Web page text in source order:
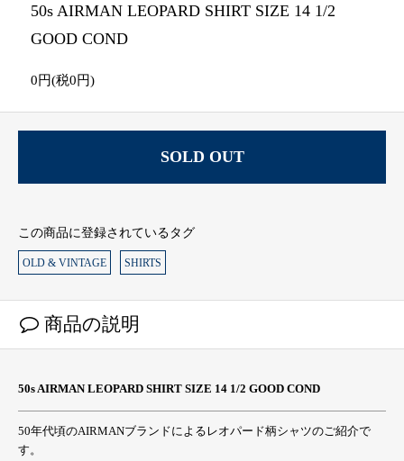
50s AIRMAN LEOPARD SHIRT SIZE 14 1/2
GOOD COND
0円(税0円)
SOLD OUT
この商品に登録されているタグ
OLD & VINTAGE SHIRTS
商品の説明
50s AIRMAN LEOPARD SHIRT SIZE 14 1/2 GOOD COND
50年代頃のAIRMANブランドによるレオパード柄シャツのご紹介で
す。